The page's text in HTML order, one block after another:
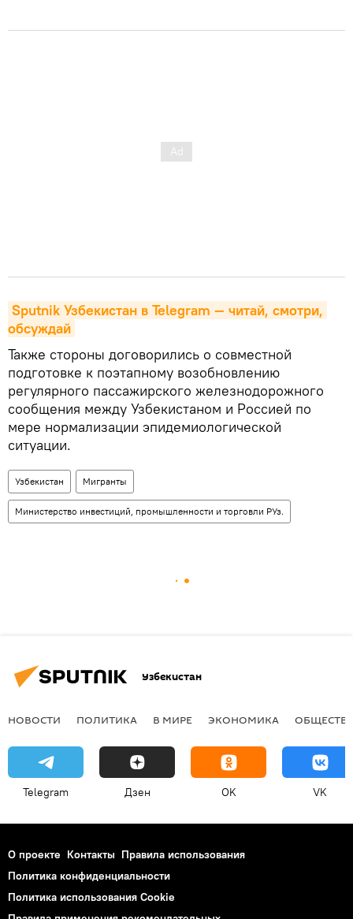
Sputnik Узбекистан в Telegram — читай, смотри,
обсуждай
Также стороны договорились о совместной
подготовке к поэтапному возобновлению
регулярного пассажирского железнодорожного
сообщения между Узбекистаном и Россией по
мере нормализации эпидемиологической
ситуации.
Узбекистан Мигранты
Министерство инвестиций, промышленности и торговли РУз.
Узбекистан
НОВОСТИ ПОЛИТИКА В МИРЕ ЭКОНОМИКА
Telegram Дзен OK VK
О проекте Контакты Правила использования
Политика конфиденциальности
Политика использования Cookie